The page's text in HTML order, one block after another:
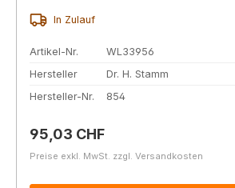
In Zulauf
Artikel-Nr.
WL33956
Hersteller
Dr. H. Stamm
Hersteller-Nr.
854
Regulärer Preis:
95,03 CHF
Preise exkl. MwSt. zzgl. Versandkosten